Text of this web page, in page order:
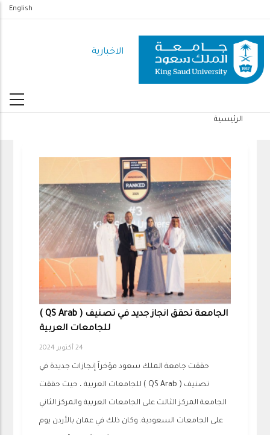
المحتوى
الرئيسي
English
الاخبارية
الرئيسية
الجامعة تحقق انجاز جديد في تصنيف ( QS Arab )
للجامعات العربية
24 أكتوبر 2024
حققت جامعة الملك سعود مؤخراً إنجازات جديدة في
تصنيف ( QS Arab ) للجامعات العربية ، حيث حققت
الجامعة المركز الثالث على الجامعات العربية والمركز الثاني
على الجامعات السعودية. وكان ذلك في عمان بالأردن يوم